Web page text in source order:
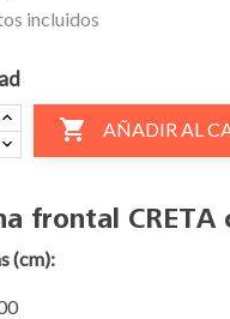
incluidos
 AÑADIR AL
frontal CRETA
(cm):